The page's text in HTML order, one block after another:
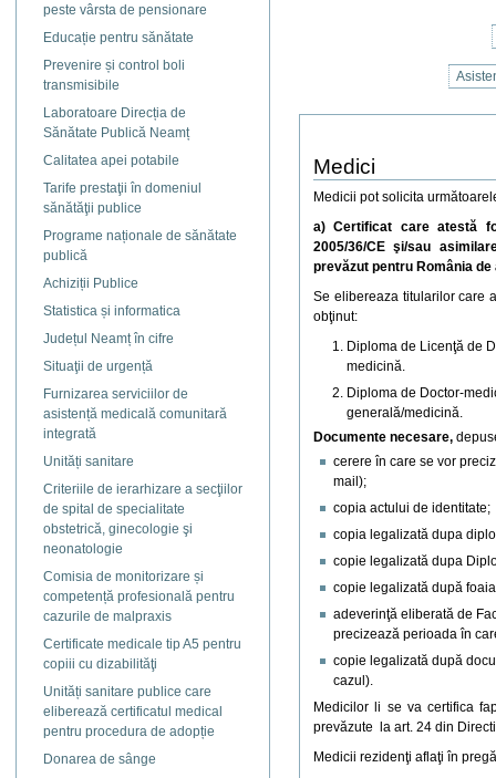
peste vârsta de pensionare
Educație pentru sănătate
Prevenire și control boli
transmisibile
Laboratoare Direcția de
Sănătate Publică Neamț
Calitatea apei potabile
Tarife prestaţii în domeniul
sănătăţii publice
Programe naționale de sănătate
publică
Achiziții Publice
Statistica și informatica
Județul Neamț în cifre
Situaţii de urgență
Furnizarea serviciilor de
asistență medicală comunitară
integrată
Unități sanitare
Criteriile de ierarhizare a secţiilor
de spital de specialitate
obstetrică, ginecologie şi
neonatologie
Comisia de monitorizare și
competență profesională pentru
cazurile de malpraxis
Certificate medicale tip A5 pentru
copiii cu dizabilităţi
Unități sanitare publice care
eliberează certificatul medical
pentru procedura de adopție
Donarea de sânge
Medici
Medicii pot solicita
a)Certificat care atestă
2005/36/CE şi/sau
prevăzut pentru România
Se elibereaza titularilor care
obţinut:
Diploma de Licenţă de
medicină.
Diploma de Doctor-
generală/medicină.
Documente necesare,
cerere în care se vor
mail);
copia actului de identitate;
copia legalizată dupa
copie legalizată dupa
copie legalizată după
adeverinţă eliberată de
precizează perioada în
copie legalizată după
cazul).
Medicilor li se va certifica
prevăzute la art. 24 din
Medicii rezidenţi aflaţi în